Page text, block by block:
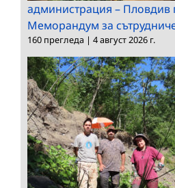
администрация – Пловдив
Меморандум за
160 прегледа | 4 август 2026 г.